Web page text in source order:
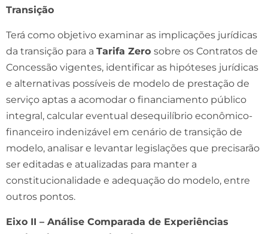
Transição
Terá como objetivo examinar as implicações jurídicas
da transição para a Tarifa Zero sobre os Contratos de
Concessão vigentes, identificar as hipóteses jurídicas
e alternativas possíveis de modelo de prestação de
serviço aptas a acomodar o financiamento público
integral, calcular eventual desequilíbrio econômico-
financeiro indenizável em cenário de transição de
modelo, analisar e levantar legislações que precisarão
ser editadas e atualizadas para manter a
constitucionalidade e adequação do modelo, entre
outros pontos.
Eixo II – Análise Comparada de Experiências